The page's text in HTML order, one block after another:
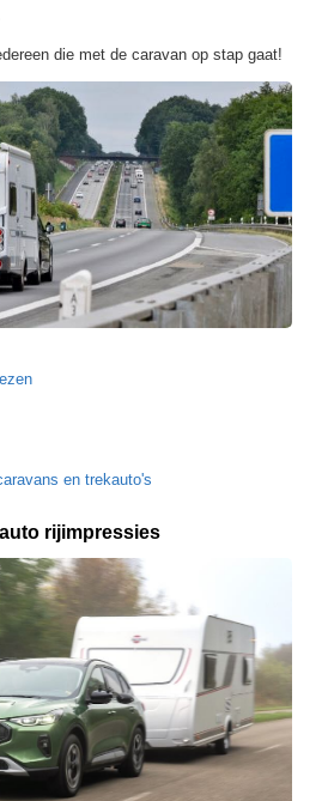
die met de caravan op stap gaat!
en trekauto's
rijimpressies